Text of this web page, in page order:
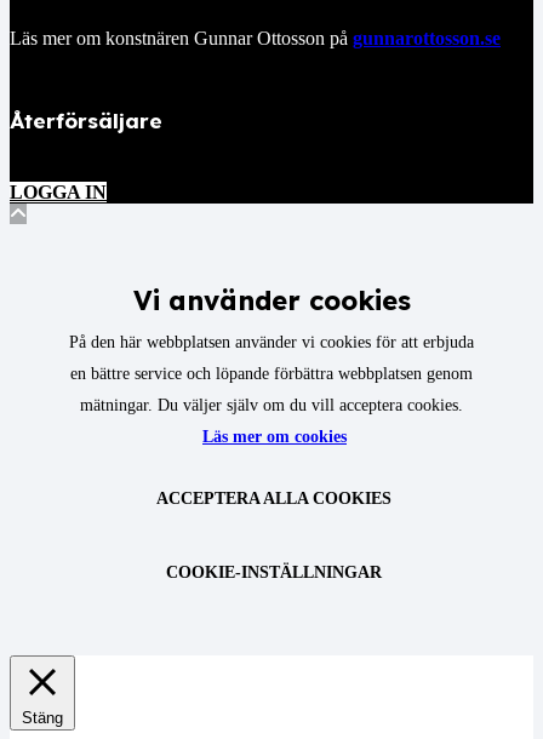
Läs mer om konstnären Gunnar Ottosson på gunnarottosson.se
Återförsäljare
LOGGA IN
Vi använder cookies
På den här webbplatsen använder vi cookies för att erbjuda
en bättre service och löpande förbättra webbplatsen genom
mätningar. Du väljer själv om du vill acceptera cookies.
Läs mer om cookies
ACCEPTERA ALLA COOKIES
COOKIE-INSTÄLLNINGAR
Stäng